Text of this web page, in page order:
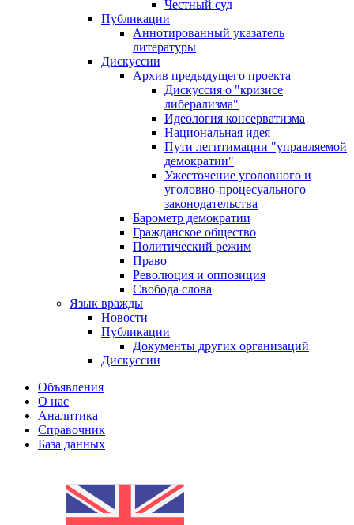
Честный суд
Публикации
Аннотированный указатель
литературы
Дискуссии
Архив предыдущего проекта
Дискуссия о "кризисе
либерализма"
Идеология консерватизма
Национальная идея
Пути легитимации "управляемой
демократии"
Ужесточение уголовного и
уголовно-процесуального
законодательства
Барометр демократии
Гражданское общество
Политический режим
Право
Революция и оппозиция
Свобода слова
Язык вражды
Новости
Публикации
Документы других организаций
Дискуссии
Объявления
О нас
Аналитика
Справочник
База данных